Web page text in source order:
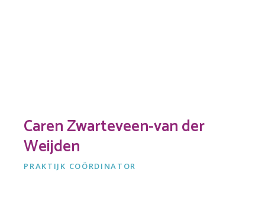
Caren Zwarteveen-van der
Weijden
PRAKTIJK COÖRDINATOR